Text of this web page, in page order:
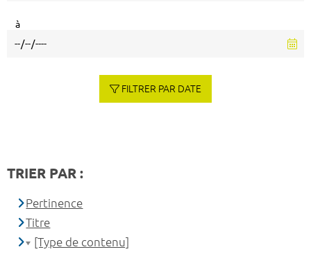
à
FILTRER PAR DATE
TRIER PAR :
Pertinence
Titre
[Type de contenu]